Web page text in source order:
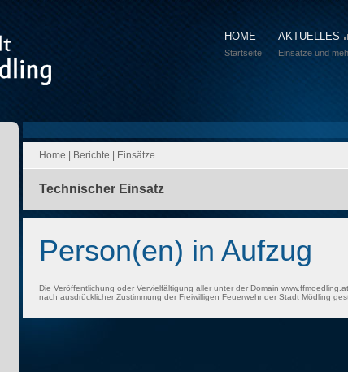
HOME
Startseite
AKTUELLES
Einsätze und
Home Berichte Einsätze
Technischer Einsatz
Person(en) in Aufzug
Die Veröffentlichung oder Vervielfältigung aller unter der Domain
nach ausdrücklicher Zustimmung der Freiwilligen Feuerwehr der Stadt Mödling